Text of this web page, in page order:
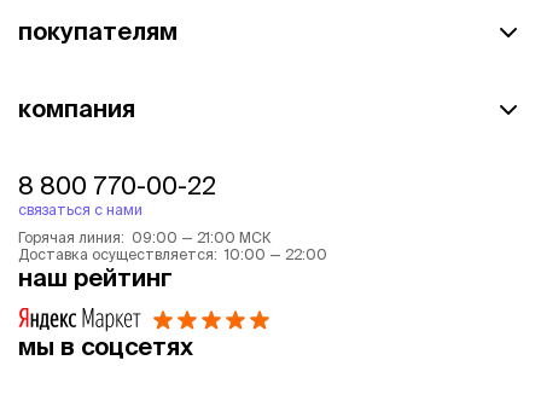
покупателям
компания
8 800 770-00-22
связаться с нами
Горячая линия: 09:00 — 21:00 МСК
Доставка осуществляется: 10:00 — 22:00
наш рейтинг
мы в соцсетях